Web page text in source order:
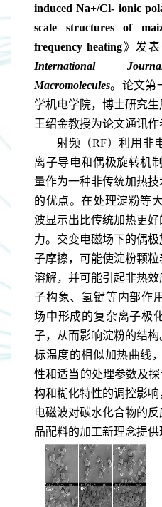
induced Na+/Cl- ionic
scale structures of
frequency heating》发
International
Macromolecules。 论文第
学机电学院，博士研究生
王绍金教授为论文通讯作
射频（RF）利用非
离子导电和偶极旋转机
量作为一种非传统加热
的优点。在处理淀粉等
波显示出比传统加热更
力。交变电磁场下的偶
子摩擦，可能使淀粉颗
溶解，并可能引起非热
子构象、氢键等内部作
场中形成的复杂离子极
子，从而影响淀粉的结
标温度的相似加热曲线
性和适当的处理参数及
构和糊化特性的调控影
电磁波对碳水化合物的
品配料的加工新理念提供